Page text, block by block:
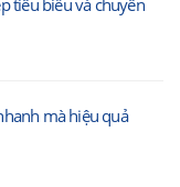
tiêu biểu và chuyên
mà hiệu quả